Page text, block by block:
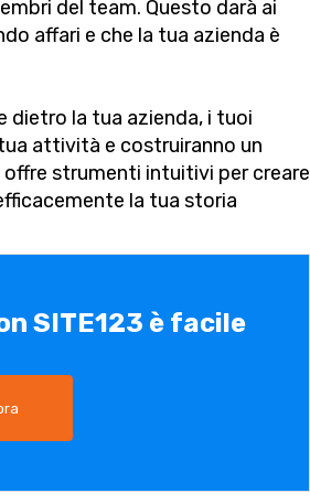
del team. Questo darà ai
affari e che la tua azienda è
dietro la tua azienda, i tuoi
attività e costruiranno un
strumenti intuitivi per creare
la tua storia
SITE123 è facile